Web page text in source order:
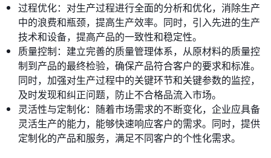
过程优化：对生产过程进行全面的分析和优化，消除生产
中的浪费和瓶颈，提高生产效率。同时，引入先进的生产
技术和设备，提高产品的一致性和稳定性。
质量控制：建立完善的质量管理体系，从原材料的质量控
制到产品的最终检验，确保产品符合客户的要求和标准。
同时，加强对生产过程中的关键环节和关键参数的监控，
及时发现和纠正问题，防止不合格品流入市场。
灵活性与定制化：随着市场需求的不断变化，企业应具备
灵活生产的能力，能够快速响应客户的需求。同时，提供
定制化的产品和服务，满足不同客户的个性化需求。